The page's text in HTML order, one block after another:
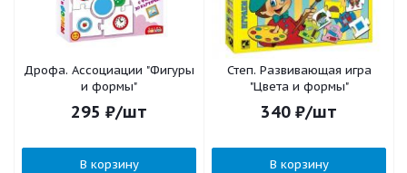
Дрофа. Ассоциации "Фигуры
и формы"
295 ₽/шт
В корзину
Степ. Развивающая игра
"Цвета и формы"
340 ₽/шт
В корзину